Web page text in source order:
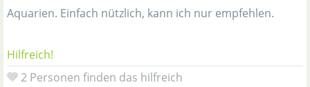
Aquarien. Einfach nützlich, kann ich nur empfehlen.
Hilfreich!
2 Personen finden das hilfreich